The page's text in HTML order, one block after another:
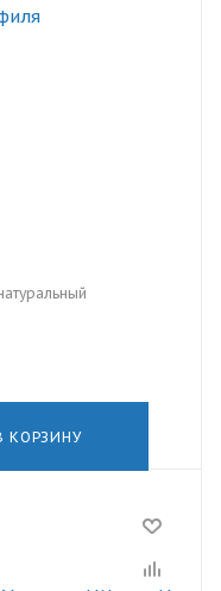
КОРЗИНУ